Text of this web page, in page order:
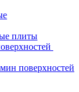
плиты
поверхностей